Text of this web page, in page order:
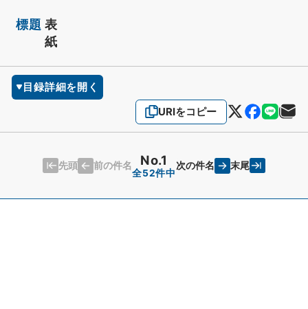
標題 表
紙
目録詳細を開く
URIをコピー
先頭 前の件名 No.1
全52件中
次の件名 末尾